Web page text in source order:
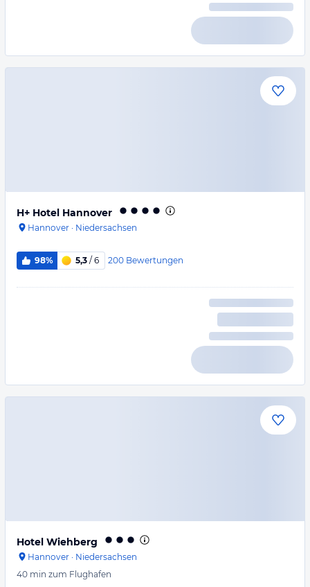
H+ Hotel Hannover
Hannover · Niedersachsen
98% 5,3 / 6 200 Bewertungen
Hotel Wiehberg
Hannover · Niedersachsen
40 min zum Flughafen